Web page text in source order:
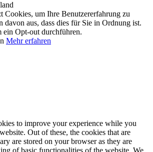
Cookies, um Ihre Benutzererfahrung zu
davon aus, dass dies für Sie in Ordnung ist.
ein Opt-out durchführen.
Mehr erfahren
to improve your experience while you
Out of these, the cookies that are
are stored on your browser as they are
of basic functionalities of the website. We